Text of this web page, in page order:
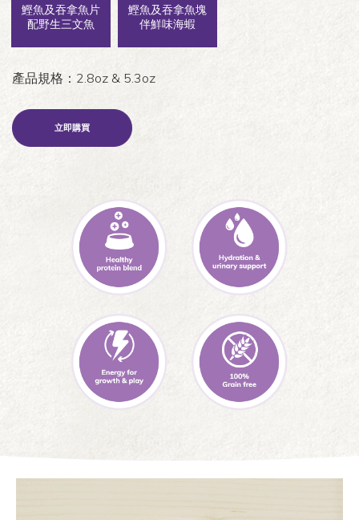
鰹魚及吞拿魚片
配野生三文魚
鰹魚及吞拿魚塊
伴鮮味海蝦
產品規格：2.8oz & 5.3oz
立即購買